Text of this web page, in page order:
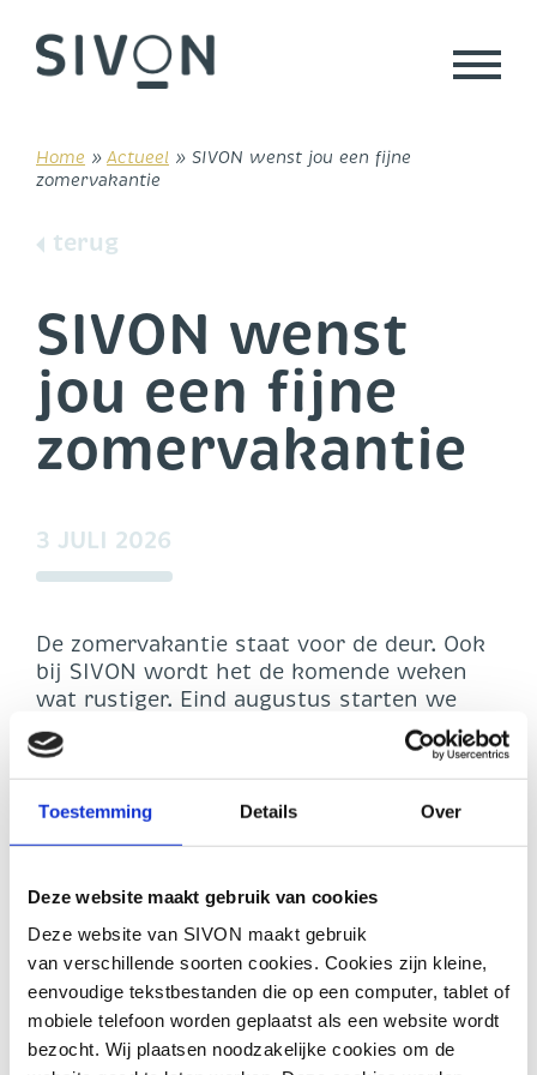
Toestemming Details Over
Deze website maakt gebruik van cookies
Deze website van SIVON maakt gebruik
van verschillende soorten cookies. Cookies zijn kleine,
eenvoudige tekstbestanden die op een computer, tablet of
mobiele telefoon worden geplaatst als een website wordt
bezocht. Wij plaatsen noodzakelijke cookies om de
content
Home » Actueel » SIVON wenst jou een fijne
zomervakantie
terug
SIVON wenst
jou een fijne
zomervakantie
3 JULI 2026
De zomervakantie staat voor de deur. Ook
bij SIVON wordt het de komende weken
wat rustiger. Eind augustus starten we
onze berichtgeving via sivon.nl weer op en
zijn we ook terug met een nieuwe
nieuwsbrief.
We wensen je een fijne en ontspannen
vakantie samen verder te werken aan
veilig en toekomstbestendig (digitaal)
onderwijs.